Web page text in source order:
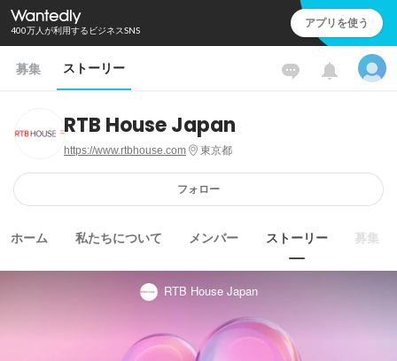
400万人が利用するビジネスSNS アプリを使う
募集 ストーリー
RTB House Japan
https://www.rtbhouse.com 東京都
フォロー
ホーム 私たちについて メンバー ストーリー 募集
RTB House Japan